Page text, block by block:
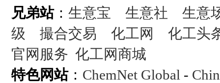
兄弟站： 生意宝 生意社
生意
级
撮合交易 化工网
化工头
官网服务 化工网商城
特色网站： ChemNet Global -